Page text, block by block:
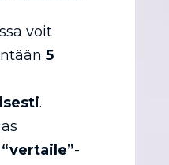
voit
5
.
“vertaile”-